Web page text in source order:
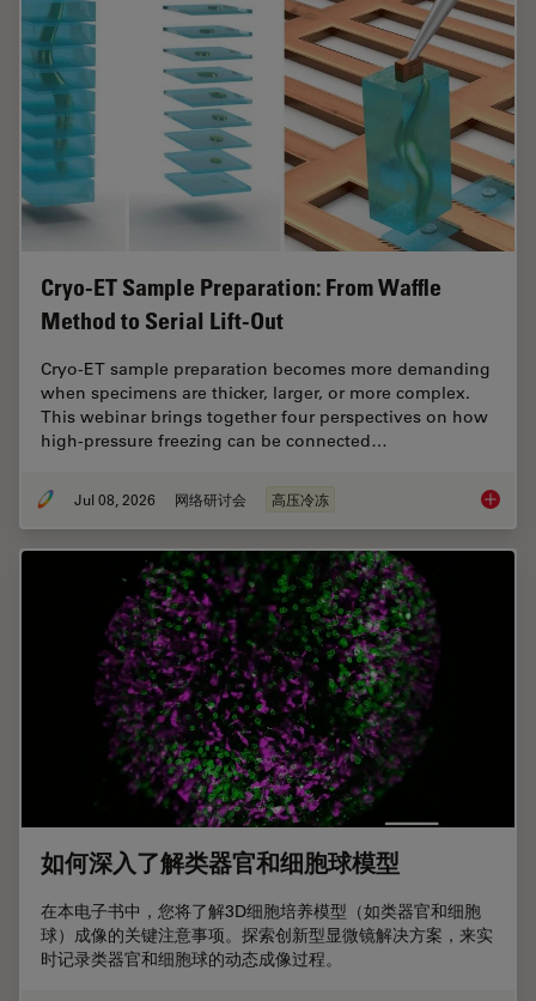
Cryo-ET Sample Preparation: From Waffle
Method to Serial Lift-Out
Cryo-ET sample preparation becomes more demanding
when specimens are thicker, larger, or more complex.
This webinar brings together four perspectives on how
high-pressure freezing can be connected…
Jul 08, 2026 网络研讨会 高压冷冻 Cryo-
如何深入了解类器官和细胞球模型
在本电子书中，您将了解3D细胞培养模型（如类器官和细胞
球）成像的关键注意事项。探索创新型显微镜解决方案，来实
时记录类器官和细胞球的动态成像过程。